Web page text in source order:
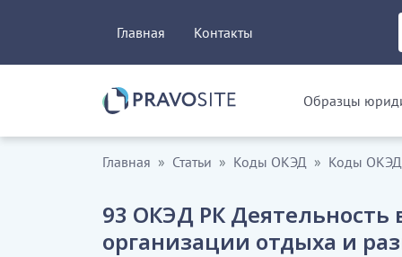
Главная Контакты
Образцы
Главная Статьи Коды ОКЭД Коды ОКЭД.
93 ОКЭД РК Деятельность
организации отдыха и